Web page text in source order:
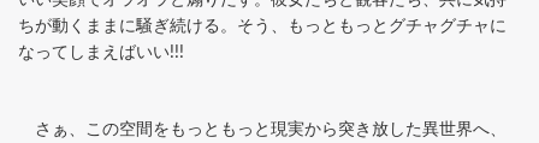
ちが動くままに騒ぎ続ける。そう、もっともっとグチャグチャに
なってしまえばいい!!!
さぁ、この空間をもっともっと現実から突き放した異世界へ、